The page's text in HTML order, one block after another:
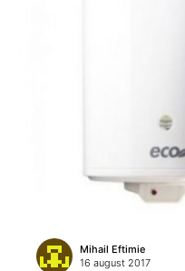
Mihail Eftimie
16 august 2017